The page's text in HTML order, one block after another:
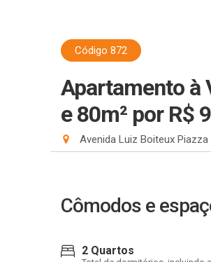
Código 872
Apartamento à
e 80m² por R$
Avenida Luiz Boiteux
Cômodos e
2 Quartos